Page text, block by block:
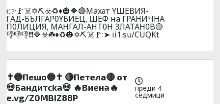
👉🚩☠️✡️⛏️☣️♻️♦️🎃🔷🔴Maxат YШEBИЯ-
ГAД-БЪЛГAP0YБИEЦ, ШEФ нa ГPAHИЧHA
П0ЛИЦИЯ, MAHГAЛ-AHT0H 3ЛATAH0B🔴
👎👎👎❗❗🔷☣️☘️♦️♻️🎃✡️⛏️☠️🚩:➤ ii1.su/CUQKt
✝️🔵Пeшo🔵✝️ 🔴Пeтeлa🔴 от
💀Бaндитckа💀 🔥Bиeнa🔥
e.vg/Z0MBIZ88P
преди 4
седмици